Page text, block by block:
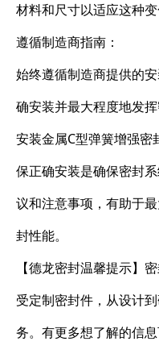
材料和尺寸以适应这种变
遵循制造商指南：
始终遵循制造商提供的
确安装并最大程度地发挥
安装金属C型弹簧增强
保正确安装是确保密封
议和注意事项，有助于
封性能。
【德龙密封温馨提示】
受定制密封件，从设计
务。有更多想了解的信